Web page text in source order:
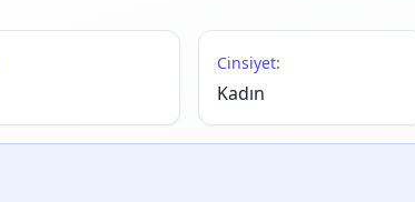
Cinsiyet:
Kadın